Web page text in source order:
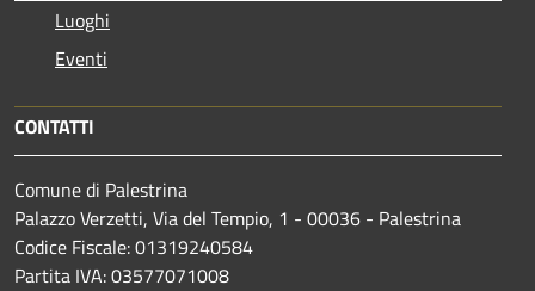
Luoghi
Eventi
CONTATTI
Comune di Palestrina
Palazzo Verzetti, Via del Tempio, 1 - 00036 - Palestrina
Codice Fiscale: 01319240584
Partita IVA: 03577071008